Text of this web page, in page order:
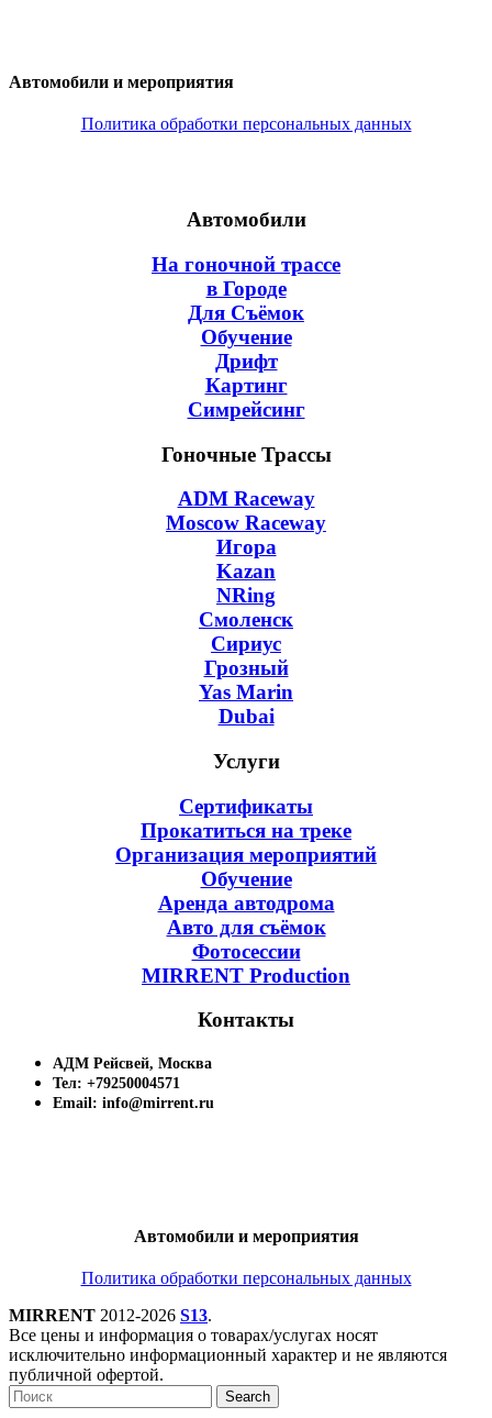
Автомобили и мероприятия
Политика обработки персональных данных
Автомобили
На гоночной трассе
в Городе
Для Съёмок
Обучение
Дрифт
Картинг
Симрейсинг
Гоночные Трассы
ADM Raceway
Moscow Raceway
Игора
Kazan
NRing
Смоленск
Сириус
Грозный
Yas Marin
Dubai
Услуги
Сертификаты
Прокатиться на треке
Организация мероприятий
Обучение
Аренда автодрома
Авто для съёмок
Фотосессии
MIRRENT Production
Контакты
АДМ Рейсвей, Москва
Тел: +79250004571
Email: info@mirrent.ru
Автомобили и мероприятия
Политика обработки персональных данных
MIRRENT 2012-2026 S13.
Все цены и информация о товарах/услугах носят
исключительно информационный характер и не являются
публичной офертой.
Search